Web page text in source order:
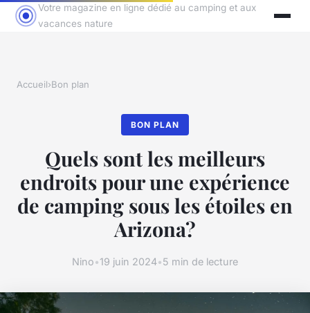
Votre magazine en ligne dédié au camping et aux
vacances nature
Accueil›Bon plan
BON PLAN
Quels sont les meilleurs
endroits pour une expérience
de camping sous les étoiles en
Arizona?
Nino•19 juin 2024•5 min de lecture